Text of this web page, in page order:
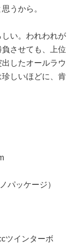
うから。
い。われわれが
させても、上位
したオールラウ
しいほどに、肯
パッケージ）
ツインターボ